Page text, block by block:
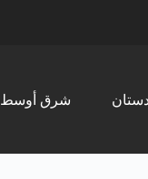
شرق أوسط